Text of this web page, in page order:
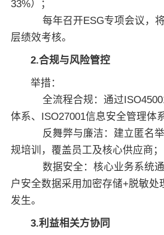
33%）；
每年召开ESG专项会议，
层绩效考核。
2.合规与风险管控
举措：
全流程合规：通过
体系、ISO27001信息安全管理体
反舞弊与廉洁：建立匿名
规培训，覆盖员工及核心供应商；
数据安全：核心业务系统
户安全数据采用加密存储+脱敏处
发生。
3.利益相关方协同